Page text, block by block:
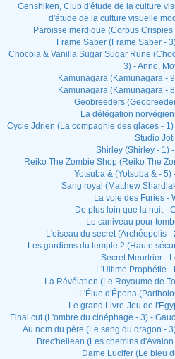
Genshiken, Club d'étude de la culture
d'étude de la culture visuelle
Paroisse merdique (Corpus
Frame Saber (Frame Saber -
Chocola & Vanilla Sugar Sugar Rune
3) - Anno,
Kamunagara (Kamunagara -
Kamunagara (Kamunagara -
Geobreeders
La délégation
Cycle Jdrien (La compagnie des glaces -
Studio
Shirley (Shirley - 1)
Reiko The Zombie Shop (Reiko The
Yotsuba & (Yotsuba & - 5)
Sang royal (Matthew
La voie des Furies -
De plus loin que la nuit -
Le caniveau pour
L'oiseau du secret (Archéopolis
Les gardiens du temple 2 (Haute
Secret Meurtrier -
L'Ultime Prophétie -
La Révélation (Le Royaume de
L'Élue d'Épona
Le grand Livre-Jeu de
Final cut (L'ombre du cinéphage - 3) -
Au nom du père (Le sang du dragon -
Brec'hellean (Les chemins
Dame Lucifer (Le bleu